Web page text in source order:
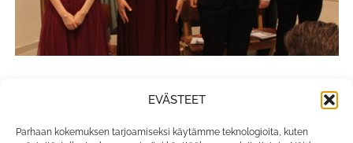
EVÄSTEET
Parhaan kokemuksen tarjoamiseksi käytämme teknologioita, kuten